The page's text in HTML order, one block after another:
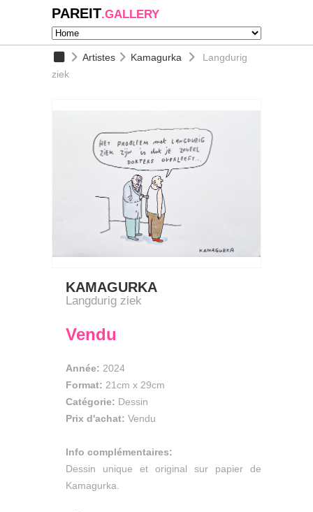
PAREIT.GALLERY
Artistes Kamagurka
Langdurig
ziek
KAMAGURKA
Langdurig ziek
Vendu
Année: 2024
Format: 21cm x 29cm
Catégorie: Dessin
Prix d'achat: Vendu
Info complémentaires:
Dessin unique et original sur papier de
Kamagurka.